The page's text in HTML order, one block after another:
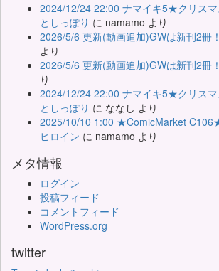
2024/12/24 22:00 ナマイキ5★クリス
としっぽり に namamo より
2026/5/6 更新(動画追加)GWは新刊2冊
より
2026/5/6 更新(動画追加)GWは新刊2冊
り
2024/12/24 22:00 ナマイキ5★クリス
としっぽり に ななし より
2025/10/10 1:00 ★ComicMarket
ヒロイン に namamo より
メタ情報
ログイン
投稿フィード
コメントフィード
WordPress.org
twitter